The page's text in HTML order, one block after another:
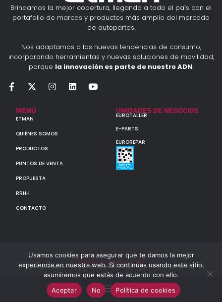
Brindamos la mejor cobertura, llegando a todo el país con el
portafolio de marcas y productos más amplio del mercado
de autopartes.
Nos adaptamos a las nuevas tendencias de consumo,
incorporando herramientas y nuevas soluciones de movilidad,
porque la innovación es parte de nuestro ADN.
MENÚ
ETMAN
QUIÉNES SOMOS
PRODUCTOS
PUNTOS DE VENTA
PROPUESTA
RRHH
CONTACTO
UNIDADES DE NEGOCIOS
EUROTALLER
E-PARTS
EUROREPAR
GRUPO ETMAN : : 2026
Todos los derechos reservados a MULTIORIGINAL PARTS S.A. (CUIT: 30-60142852-7)
Usamos cookies para asegurar que te damos la mejor
experiencia en nuestra web. Si continúas usando este sitio,
asumiremos que estás de acuerdo con ello.
Aceptar
No Política de cookies